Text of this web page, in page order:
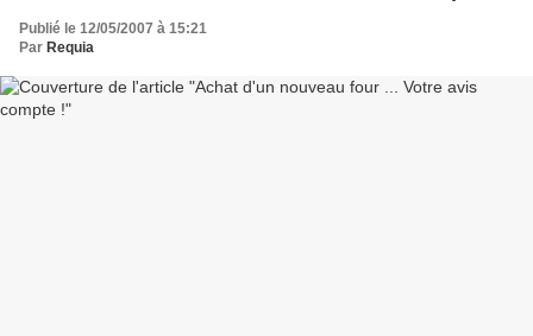
Publié le 12/05/2007 à 15:21
Par Requia